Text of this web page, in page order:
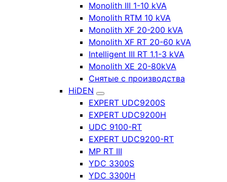
Monolith III 1-10 kVA
Monolith RTM 10 kVA
Monolith XF 20-200 kVA
Monolith XF RT 20-60 kVA
Intelligent III RT 1,1-3 kVA
Monolith XE 20-80kVA
Снятые с производства
HiDEN
EXPERT UDC9200S
EXPERT UDC9200H
UDC 9100-RT
EXPERT UDC9200-RT
MP RT III
YDC 3300S
YDC 3300H